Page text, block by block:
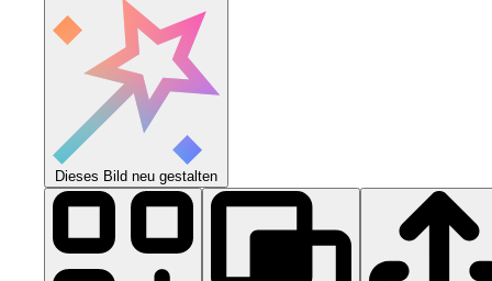
Dieses Bild neu gestalten